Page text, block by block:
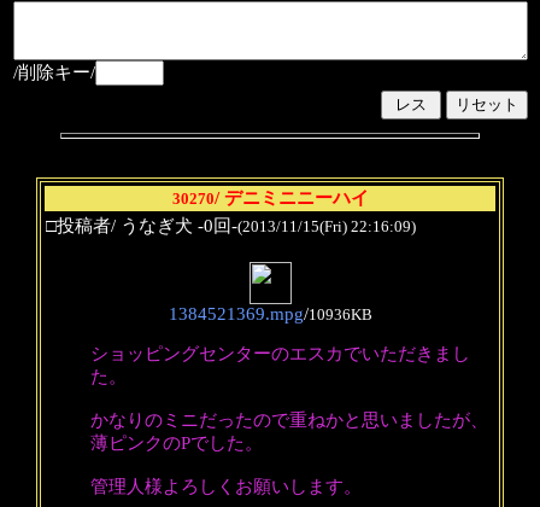
/削除キー/
30270/ デニミニニーハイ
□投稿者/ うなぎ犬 -0回-(2013/11/15(Fri) 22:16:09)
1384521369.mpg/10936KB
ショッピングセンターのエスカでいただきまし
た。
かなりのミニだったので重ねかと思いましたが、
薄ピンクのPでした。
管理人様よろしくお願いします。